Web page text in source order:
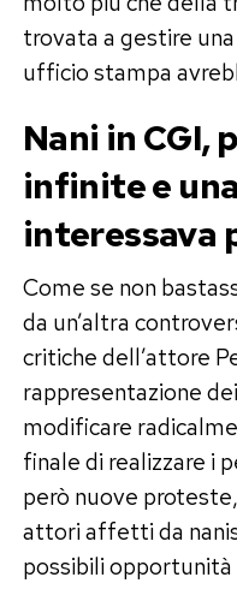
trovata a gestire
ufficio stampa
Nani in CGI,
infinite e
interessava
Come se non
da un’altra
critiche dell’attore
rappresentazione
modificare
finale di realizzare i
però nuove
attori affetti da
possibili